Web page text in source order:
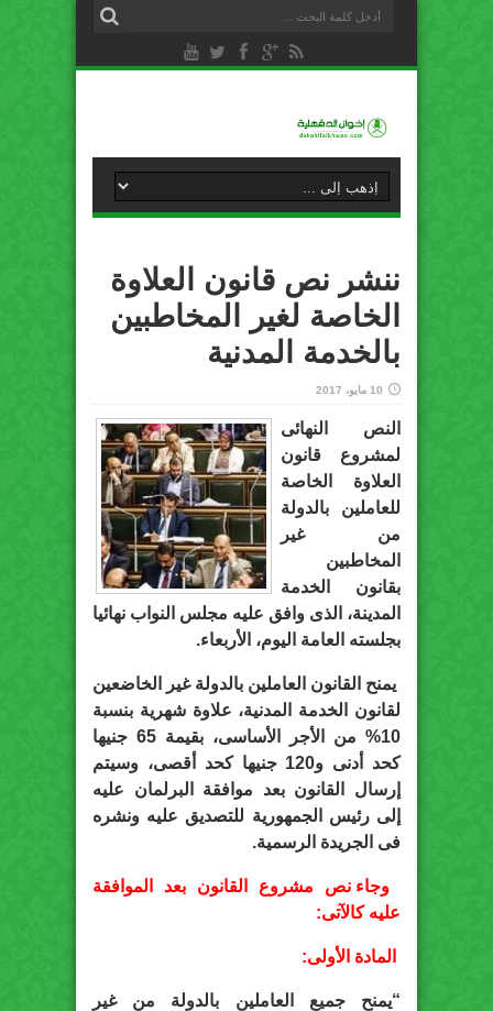
ننشر نص قانون العلاوة
الخاصة لغير المخاطبين
بالخدمة المدنية
10 مايو، 2017
النص النهائى
لمشروع قانون
العلاوة الخاصة
للعاملين بالدولة
من غير
المخاطبين
بقانون الخدمة
المدينة، الذى وافق عليه مجلس النواب نهائيا
بجلسته العامة اليوم، الأربعاء.
يمنح القانون العاملين بالدولة غير الخاضعين
لقانون الخدمة المدنية، علاوة شهرية بنسبة
10% من الأجر الأساسى، بقيمة 65 جنيها
كحد أدنى و120 جنيها كحد أقصى، وسيتم
إرسال القانون بعد موافقة البرلمان عليه
إلى رئيس الجمهورية للتصديق عليه ونشره
فى الجريدة الرسمية.
وجاء نص مشروع القانون بعد الموافقة
عليه كالآتى:
المادة الأولى:
“يمنح جميع العاملين بالدولة من غير